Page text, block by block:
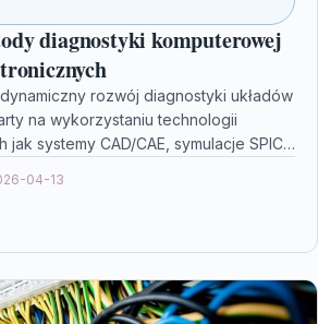
diagnostyki komputerowej
rozwój diagnostyki układów
na wykorzystaniu technologii
systemy CAD/CAE, symulacje SPICE
04-13